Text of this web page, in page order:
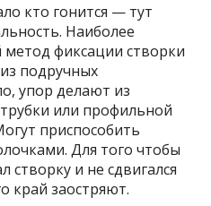
кто гонится — тут
Наиболее
фиксации створки
подручных
упор делают из
или профильной
приспособить
Для того чтобы
и не сдвигался
край заостряют.